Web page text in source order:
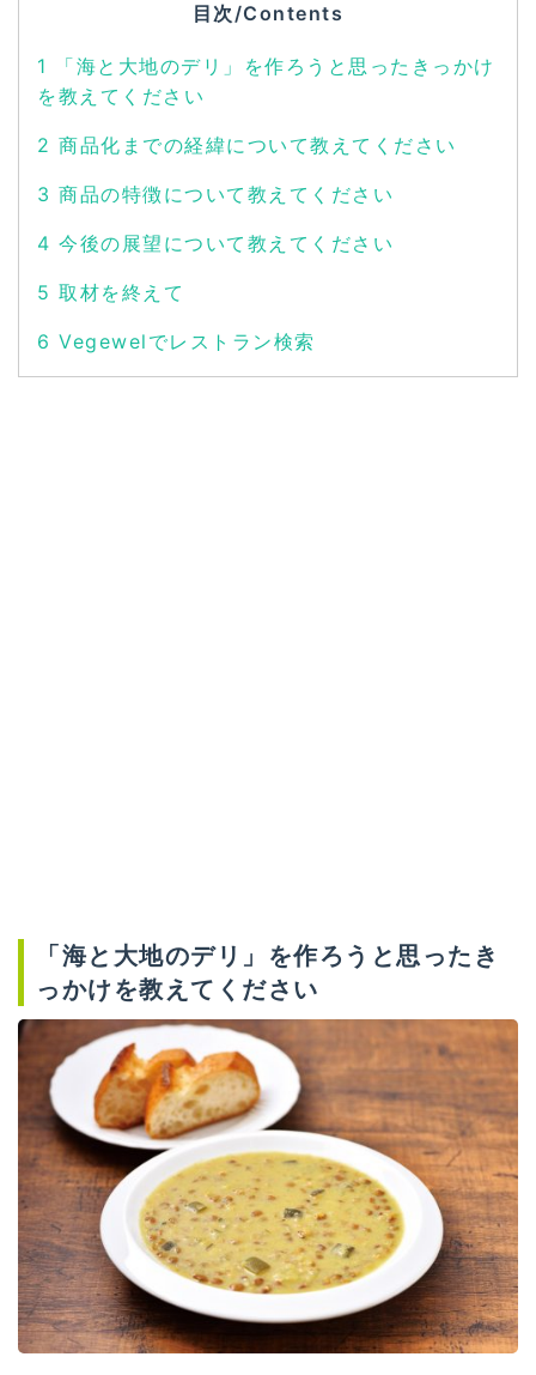
目次/Contents
1
「海と大地のデリ」を作ろうと思ったきっかけ
を教えてください
2 商品化までの経緯について教えてください
3 商品の特徴について教えてください
4 今後の展望について教えてください
5 取材を終えて
6 Vegewelでレストラン検索
「海と大地のデリ」を作ろうと思ったき
っかけを教えてください